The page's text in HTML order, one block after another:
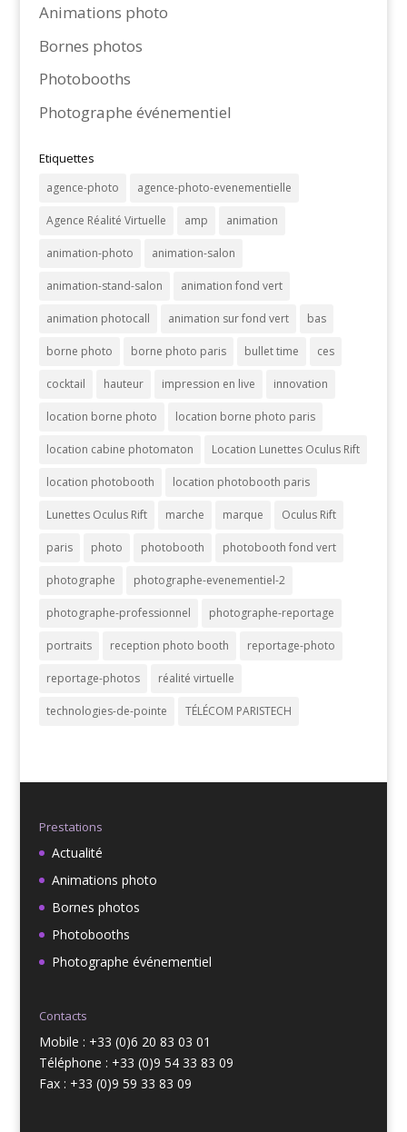
Animations photo
Bornes photos
Photobooths
Photographe événementiel
Etiquettes
agence-photo agence-photo-evenementielle
Agence Réalité Virtuelle amp animation
animation-photo animation-salon
animation-stand-salon animation fond vert
animation photocall animation sur fond vert bas
borne photo borne photo paris bullet time ces
cocktail hauteur impression en live innovation
location borne photo location borne photo paris
location cabine photomaton Location Lunettes Oculus Rift
location photobooth location photobooth paris
Lunettes Oculus Rift marche marque Oculus Rift
paris photo photobooth photobooth fond vert
photographe photographe-evenementiel-2
photographe-professionnel photographe-reportage
portraits reception photo booth reportage-photo
reportage-photos réalité virtuelle
technologies-de-pointe TÉLÉCOM PARISTECH
Prestations
Actualité
Animations photo
Bornes photos
Photobooths
Photographe événementiel
Contacts
Mobile : +33 (0)6 20 83 03 01
Téléphone : +33 (0)9 54 33 83 09
Fax : +33 (0)9 59 33 83 09